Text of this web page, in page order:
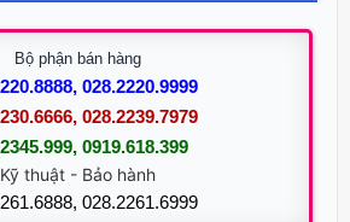
Bộ phận bán hàng
028.2220.9999
028.2239.7979
0919.618.399
Kỹ thuật - Bảo hành
028.2261.6999